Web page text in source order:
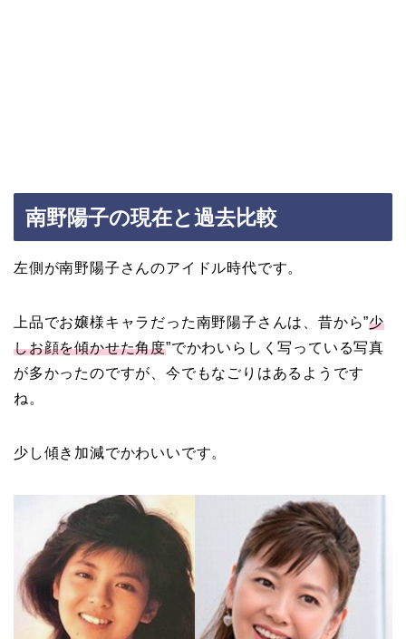
南野陽子の現在と過去比較
左側が南野陽子さんのアイドル時代です。
上品でお嬢様キャラだった南野陽子さんは、昔から”少
しお顔を傾かせた角度”でかわいらしく写っている写真
が多かったのですが、今でもなごりはあるようです
ね。
少し傾き加減でかわいいです。